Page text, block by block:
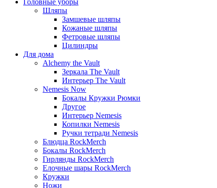
Головные уборы
Шляпы
Замшевые шляпы
Кожаные шляпы
Фетровые шляпы
Цилиндры
Для дома
Alchemy the Vault
Зеркала The Vault
Интерьер The Vault
Nemesis Now
Бокалы Кружки Рюмки
Другое
Интерьер Nemesis
Копилки Nemesis
Ручки тетради Nemesis
Блюдца RockMerch
Бокалы RockMerch
Гирлянды RockMerch
Елочные шары RockMerch
Кружки
Ножи